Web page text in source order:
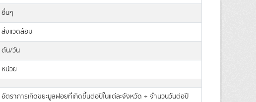
อื่นๆ
สิ่งแวดล้อม
ตัน/วัน
หน่วย
อัตราการเกิดขยะมูลฝอยที่เกิดขึ้นต่อปีในแต่ละจังหวัด ÷ จำนวนวันต่อปี